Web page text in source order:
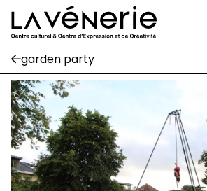
Aller au contenu principal
Rue Gratès, 3
1170 Watermael-Boitsfort
02 663 85 50
Écuries
Place Gilson, 3
1170 Watermael-Boitsfort
02 663 85 50
suivez-nous
garden party